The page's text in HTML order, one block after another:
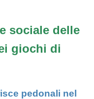
sociale delle
giochi di
pedonali nel